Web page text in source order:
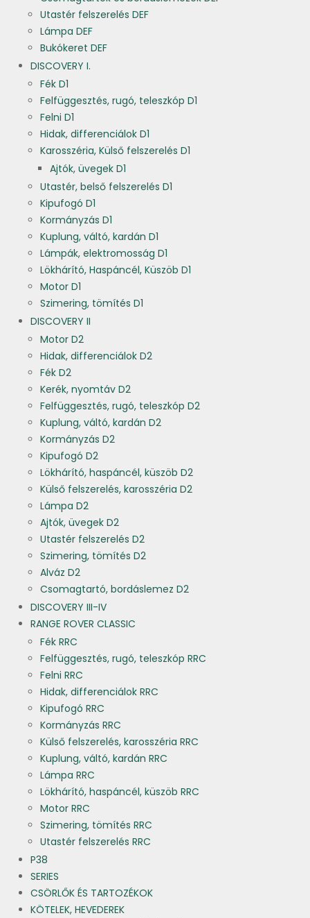
Utastér felszerelés DEF
Lámpa DEF
Bukókeret DEF
DISCOVERY I.
Fék D1
Felfüggesztés, rugó, teleszkóp D1
Felni D1
Hidak, differenciálok D1
Karosszéria, Külső felszerelés D1
Ajtók, üvegek D1
Utastér, belső felszerelés D1
Kipufogó D1
Kormányzás D1
Kuplung, váltó, kardán D1
Lámpák, elektromosság D1
Lökhárító, Haspáncél, Küszöb D1
Motor D1
Szimering, tömítés D1
DISCOVERY II
Motor D2
Hidak, differenciálok D2
Fék D2
Kerék, nyomtáv D2
Felfüggesztés, rugó, teleszkóp D2
Kuplung, váltó, kardán D2
Kormányzás D2
Kipufogó D2
Lökhárító, haspáncél, küszöb D2
Külső felszerelés, karosszéria D2
Lámpa D2
Ajtók, üvegek D2
Utastér felszerelés D2
Szimering, tömítés D2
Alváz D2
Csomagtartó, bordáslemez D2
DISCOVERY III-IV
RANGE ROVER CLASSIC
Fék RRC
Felfüggesztés, rugó, teleszkóp RRC
Felni RRC
Hidak, differenciálok RRC
Kipufogó RRC
Kormányzás RRC
Külső felszerelés, karosszéria RRC
Kuplung, váltó, kardán RRC
Lámpa RRC
Lökhárító, haspáncél, küszöb RRC
Motor RRC
Szimering, tömítés RRC
Utastér felszerelés RRC
P38
SERIES
CSÖRLŐK ÉS TARTOZÉKOK
KÖTELEK, HEVEDEREK